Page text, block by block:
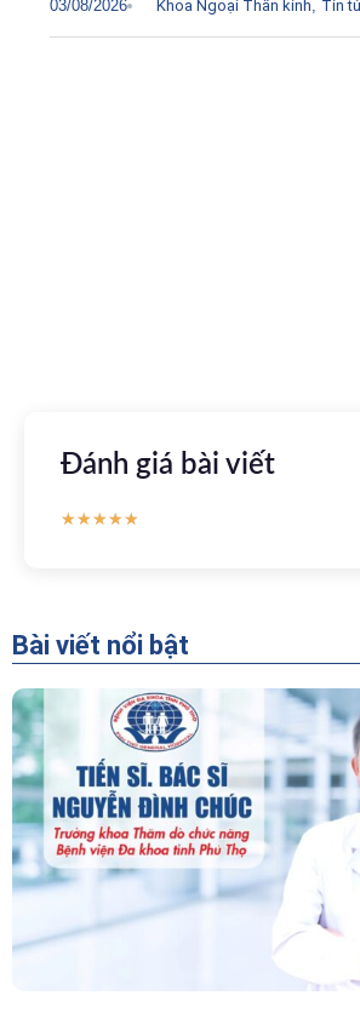
03/08/2026 Khoa Ngoại Thần kinh Tin
Đánh giá bài viết
★★★★★
Bài viết nổi bật
“Người Dẫn Đường” Của Khoa
Năng – Bệnh Viện Đa Khoa